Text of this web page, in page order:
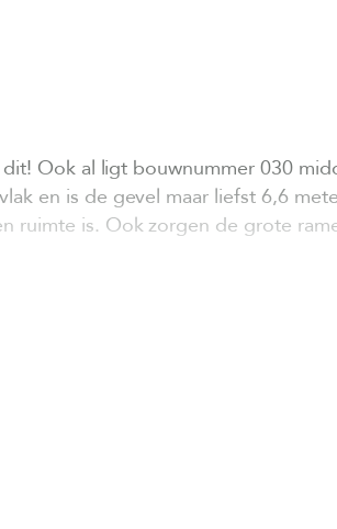
Ook al ligt bouwnummer 030
en is de gevel maar liefst 6,6
ruimte is. Ook zorgen de grote